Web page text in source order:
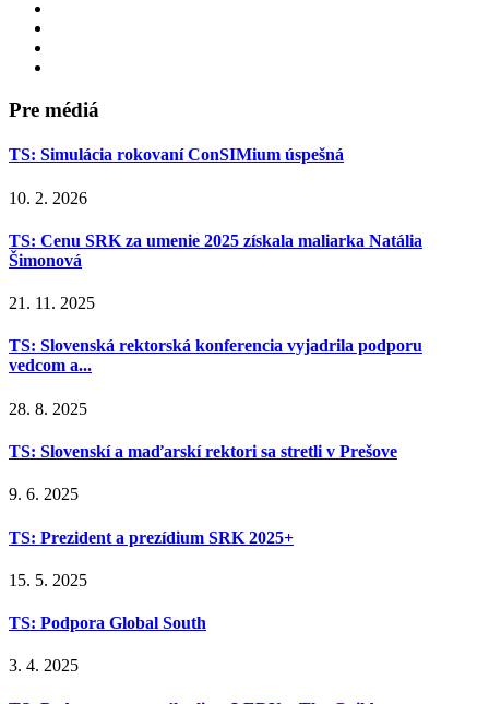
Pre médiá
TS: Simulácia rokovaní ConSIMium úspešná
10. 2. 2026
TS: Cenu SRK za umenie 2025 získala maliarka Natália
Šimonová
21. 11. 2025
TS: Slovenská rektorská konferencia vyjadrila podporu
vedcom a...
28. 8. 2025
TS: Slovenskí a maďarskí rektori sa stretli v Prešove
9. 6. 2025
TS: Prezident a prezídium SRK 2025+
15. 5. 2025
TS: Podpora Global South
3. 4. 2025